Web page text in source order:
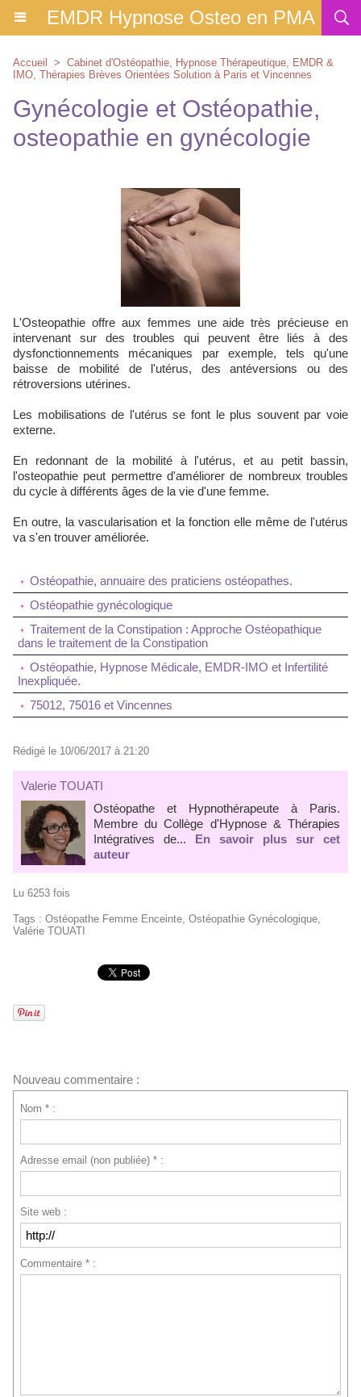
EMDR Hypnose Osteo en PMA
Accueil > Cabinet d'Ostéopathie, Hypnose Thérapeutique, EMDR &
IMO, Thérapies Brèves Orientées Solution à Paris et Vincennes
Gynécologie et Ostéopathie,
osteopathie en gynécologie
L'Osteopathie offre aux femmes une aide très précieuse en
intervenant sur des troubles qui peuvent être liés à des
dysfonctionnements mécaniques par exemple, tels qu'une
baisse de mobilité de l'utérus, des antéversions ou des
rétroversions utérines.
Les mobilisations de l'utérus se font le plus souvent par voie
externe.
En redonnant de la mobilité à l'utérus, et au petit bassin,
l'osteopathie peut permettre d'améliorer de nombreux troubles
du cycle à différents âges de la vie d'une femme.
En outre, la vascularisation et la fonction elle même de l'utérus
va s'en trouver améliorée.
Ostéopathie, annuaire des praticiens ostéopathes.
Ostéopathie gynécologique
Traitement de la Constipation : Approche Ostéopathique
dans le traitement de la Constipation
Ostéopathie, Hypnose Médicale, EMDR-IMO et Infertilité
Inexpliquée.
75012, 75016 et Vincennes
Rédigé le 10/06/2017 à 21:20
Valerie TOUATI
Ostéopathe et Hypnothérapeute à Paris.
Membre du Collège d'Hypnose & Thérapies
Intégratives de... En savoir plus sur cet
auteur
Lu 6253 fois
Tags : Ostéopathe Femme Enceinte, Ostéopathie Gynécologique,
Valérie TOUATI
Nouveau commentaire :
Nom * :
Adresse email (non publiée) * :
Site web :
Commentaire * :